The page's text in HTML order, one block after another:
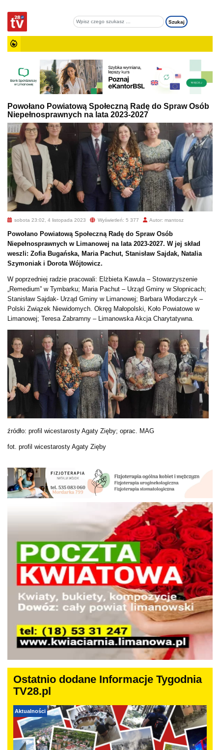
Powołano Powiatową Społeczną Radę do Spraw Osób
Niepełnosprawnych na lata 2023-2027
sobota 23:02, 4 listopada 2023 Wyświetleń: 5 377 Autor: mantosz
Powołano Powiatową Społeczną Radę do Spraw Osób
Niepełnosprawnych w Limanowej na lata 2023-2027. W jej skład
weszli: Zofia Bugańska, Maria Pachut, Stanisław Sajdak, Natalia
Szymoniak i Dorota Wójtowicz.
W poprzedniej radzie pracowali: Elżbieta Kawula – Stowarzyszenie
„Remedium” w Tymbarku; Maria Pachut – Urząd Gminy w Słopnicach;
Stanisław Sajdak- Urząd Gminy w Limanowej; Barbara Włodarczyk –
Polski Związek Niewidomych. Okręg Małopolski, Koło Powiatowe w
Limanowej; Teresa Zabramny – Limanowska Akcja Charytatywna.
źródło: profil wicestarosty Agaty Zięby; oprac. MAG
fot. profil wicestarosty Agaty Zięby
Ostatnio dodane Informacje Tygodnia
TV28.pl
Aktualności